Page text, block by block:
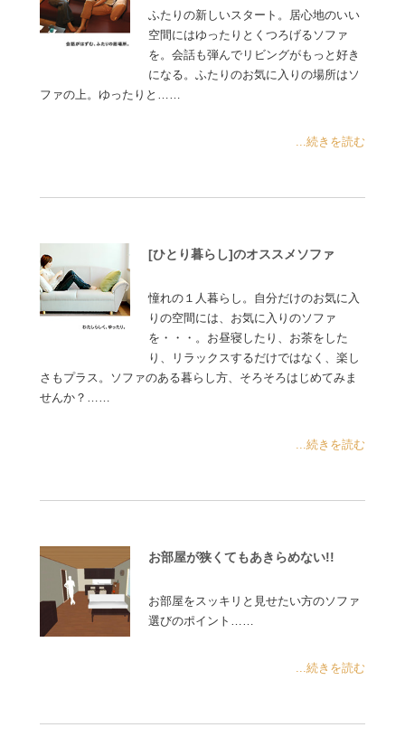
ふたりの新しいスタート。居心地のいい
空間にはゆったりとくつろげるソファ
を。会話も弾んでリビングがもっと好き
になる。ふたりのお気に入りの場所はソ
ファの上。ゆったりと……
...続きを読む
[ひとり暮らし]のオススメソファ
憧れの１人暮らし。自分だけのお気に入
りの空間には、お気に入りのソファ
を・・・。お昼寝したり、お茶をした
り、リラックスするだけではなく、楽し
さもプラス。ソファのある暮らし方、そろそろはじめてみま
せんか？……
...続きを読む
お部屋が狭くてもあきらめない!!
お部屋をスッキリと見せたい方のソファ
選びのポイント……
...続きを読む